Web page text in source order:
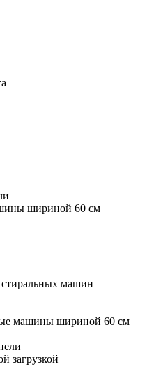
шириной 60 см
машин
машины шириной 60 см
загрузкой